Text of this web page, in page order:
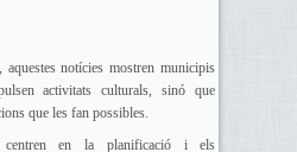
aquestes notícies mostren municipis
activitats culturals, sinó que
que les fan possibles.
en la planificació i els